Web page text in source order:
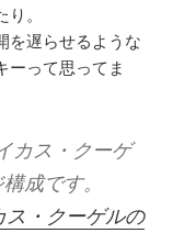
。
を遅らせるような
ーって思ってま
カス・クーゲ
成です。
・クーゲルの